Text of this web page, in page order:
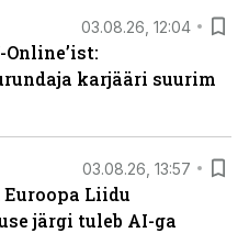
03.08.26, 12:04
karjääri suurim
03.08.26, 13:57
Liidu
järgi tuleb AI-ga